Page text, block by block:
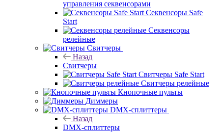
управления секвенсорами
Секвенсоры Safe
Start
Секвенсоры
релейные
Свитчеры
Назад
Свитчеры
Свитчеры Safe Start
Свитчеры релейные
Кнопочные пульты
Диммеры
DMX-сплиттеры
Назад
DMX-сплиттеры